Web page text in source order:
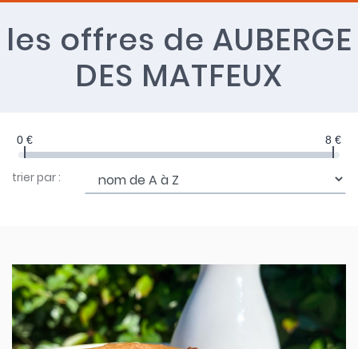
les offres de AUBERGE
DES MATFEUX
0 € 8 €
trier par :